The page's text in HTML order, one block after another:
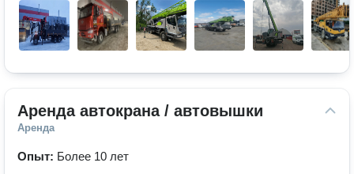
Аренда автокрана / автовышки
Аренда
Опыт: Более 10 лет